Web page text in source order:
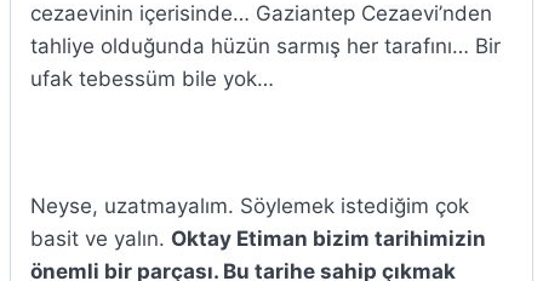
cezaevinin içerisinde… Gaziantep Cezaevi’nden
tahliye olduğunda hüzün sarmış her tarafını… Bir
ufak tebessüm bile yok…
Neyse, uzatmayalım. Söylemek istediğim çok
basit ve yalın. Oktay Etiman bizim tarihimizin
önemli bir parçası. Bu tarihe sahip çıkmak